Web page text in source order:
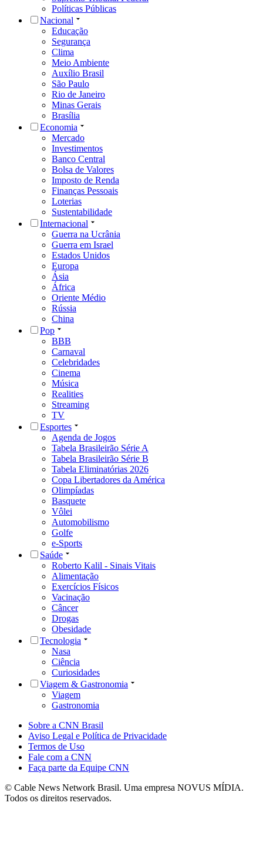
Políticas Públicas
Nacional
Educação
Segurança
Clima
Meio Ambiente
Auxílio Brasil
São Paulo
Rio de Janeiro
Minas Gerais
Brasília
Economia
Mercado
Investimentos
Banco Central
Bolsa de Valores
Imposto de Renda
Finanças Pessoais
Loterias
Sustentabilidade
Internacional
Guerra na Ucrânia
Guerra em Israel
Estados Unidos
Europa
Ásia
África
Oriente Médio
Rússia
China
Pop
BBB
Carnaval
Celebridades
Cinema
Música
Realities
Streaming
TV
Esportes
Agenda de Jogos
Tabela Brasileirão Série A
Tabela Brasileirão Série B
Tabela Eliminatórias 2026
Copa Libertadores da América
Olimpíadas
Basquete
Vôlei
Automobilismo
Golfe
e-Sports
Saúde
Roberto Kalil - Sinais Vitais
Alimentação
Exercícios Físicos
Vacinação
Câncer
Drogas
Obesidade
Tecnologia
Nasa
Ciência
Curiosidades
Viagem & Gastronomia
Viagem
Gastronomia
Sobre a CNN Brasil
Aviso Legal e Política de Privacidade
Termos de Uso
Fale com a CNN
Faça parte da Equipe CNN
© Cable News Network Brasil. Uma empresa NOVUS MÍDIA.
Todos os direitos reservados.